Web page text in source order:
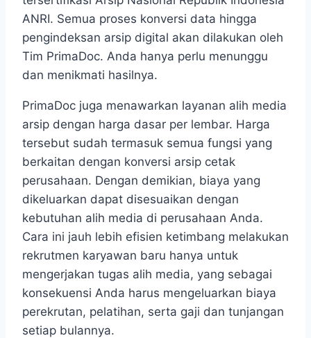
ANRI. Semua proses konversi data hingga
pengindeksan arsip digital akan dilakukan oleh
Tim PrimaDoc. Anda hanya perlu menunggu
dan menikmati hasilnya.
PrimaDoc juga menawarkan layanan alih media
arsip dengan harga dasar per lembar. Harga
tersebut sudah termasuk semua fungsi yang
berkaitan dengan konversi arsip cetak
perusahaan. Dengan demikian, biaya yang
dikeluarkan dapat disesuaikan dengan
kebutuhan alih media di perusahaan Anda.
Cara ini jauh lebih efisien ketimbang melakukan
rekrutmen karyawan baru hanya untuk
mengerjakan tugas alih media, yang sebagai
konsekuensi Anda harus mengeluarkan biaya
perekrutan, pelatihan, serta gaji dan tunjangan
setiap bulannya.